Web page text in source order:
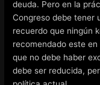
deuda. Pero en la
Congreso debe tener
recuerdo que ningún
recomendado este
que no debe haber
debe ser reducida,